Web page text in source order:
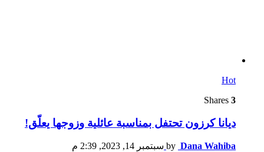
Hot
3
ديانا كرزون تحتفل بمناسبة عائلية وزوجها يعلّق!
by Dana Wahiba سبتمبر 14, 2023, 2:39 م